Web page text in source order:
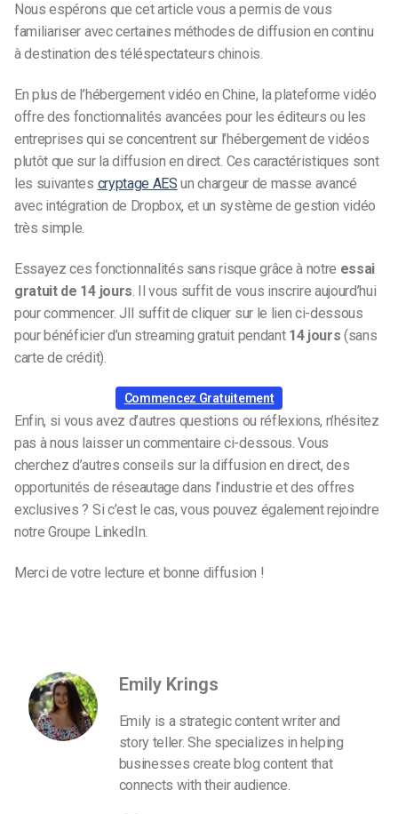
Nous espérons que cet article vous a permis de vous
familiariser avec certaines méthodes de diffusion en continu
à destination des téléspectateurs chinois.
En plus de l’hébergement vidéo en Chine, laplateforme vidéo
offre des fonctionnalités avancées pour les éditeurs ou les
entreprises qui se concentrent sur l’hébergement de vidéos
plutôt que sur la diffusion en direct. Ces caractéristiques sont
les suivantes cryptage AES un chargeur de masse avancé
avec intégration de Dropbox, et un système de gestion vidéo
très simple.
Essayez ces fonctionnalités sans risque grâce à notre essai
gratuit de 14 jours . Il vous suffit de vous inscrire aujourd’hui
pour commencer. JIl suffit de cliquer sur le lien ci-dessous
pour bénéficier d’un streaming gratuit pendant 14 jours(sans
carte de crédit).
Commencez Gratuitement
Enfin, si vous avez d’autres questions ou réflexions, n’hésitez
pas à nous laisser un commentaire ci-dessous.Vous
cherchez d’autres conseils sur la diffusion en direct, des
opportunités de réseautage dans l’industrie et des offres
exclusives ? Si c’est le cas, vous pouvez également rejoindre
notre Groupe LinkedIn.
Merci de votre lecture et bonne diffusion !
Emily Krings
Emily is a strategic content writer and
story teller. She specializes in helping
businesses create blog content that
connects with their audience.